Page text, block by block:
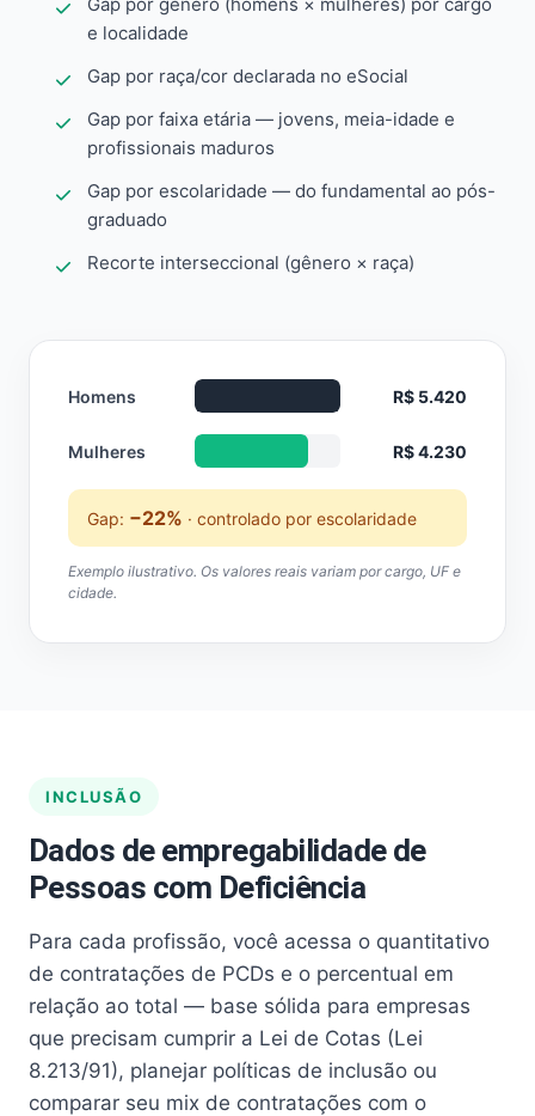
e localidade
Gap por raça/cor declarada no eSocial
Gap por faixa etária — jovens, meia-idade e
profissionais maduros
Gap por escolaridade — do fundamental ao pós-
graduado
Recorte interseccional (gênero × raça)
Homens R$ 5.420
Mulheres R$ 4.230
Gap: −22% · controlado por escolaridade
Exemplo ilustrativo. Os valores reais variam por cargo, UF e
cidade.
INCLUSÃO
Dados de empregabilidade de
Pessoas com Deficiência
Para cada profissão, você acessa o quantitativo
de contratações de PCDs e o percentual em
relação ao total — base sólida para empresas
que precisam cumprir a Lei de Cotas (Lei
8.213/91), planejar políticas de inclusão ou
comparar seu mix de contratações com o